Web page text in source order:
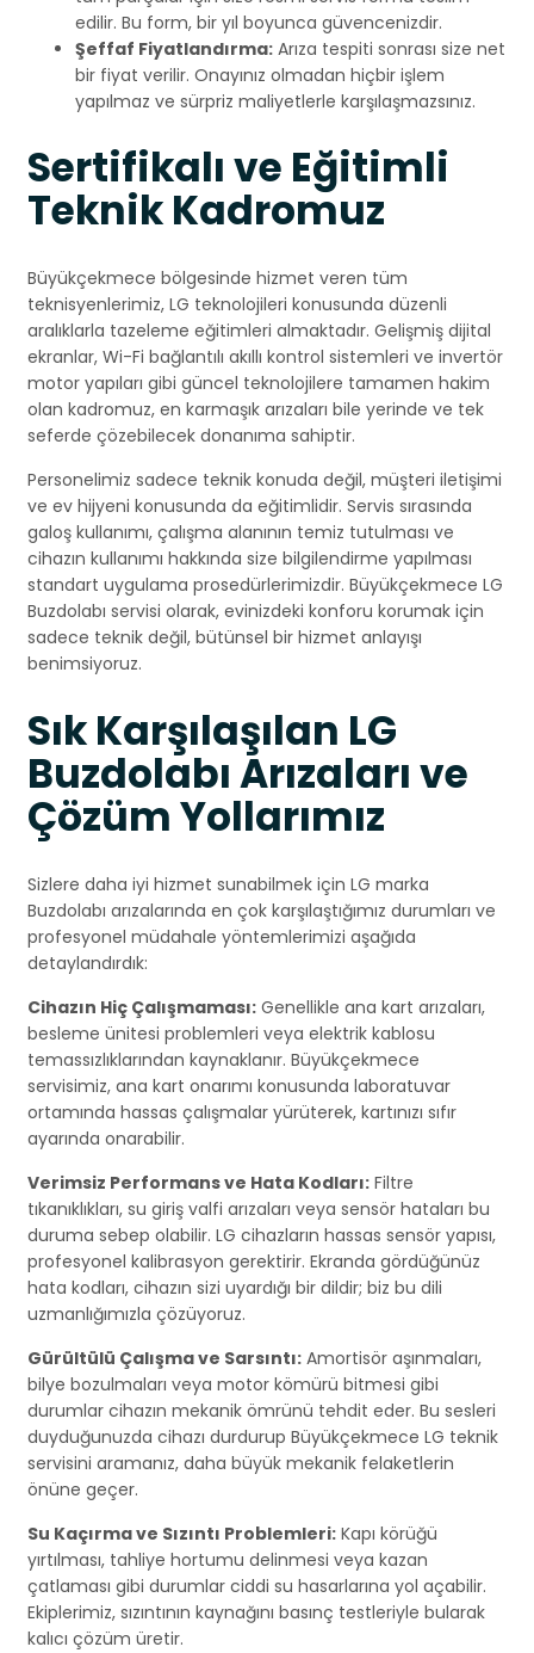
edilir. Bu form, bir yıl boyunca güvencenizdir.
Şeffaf Fiyatlandırma: Arıza tespiti sonrası size net
bir fiyat verilir. Onayınız olmadan hiçbir işlem
yapılmaz ve sürpriz maliyetlerle karşılaşmazsınız.
Sertifikalı ve Eğitimli
Teknik Kadromuz
Büyükçekmece bölgesinde hizmet veren tüm
teknisyenlerimiz, LG teknolojileri konusunda düzenli
aralıklarla tazeleme eğitimleri almaktadır. Gelişmiş dijital
ekranlar, Wi-Fi bağlantılı akıllı kontrol sistemleri ve invertör
motor yapıları gibi güncel teknolojilere tamamen hakim
olan kadromuz, en karmaşık arızaları bile yerinde ve tek
seferde çözebilecek donanıma sahiptir.
Personelimiz sadece teknik konuda değil, müşteri iletişimi
ve ev hijyeni konusunda da eğitimlidir. Servis sırasında
galoş kullanımı, çalışma alanının temiz tutulması ve
cihazın kullanımı hakkında size bilgilendirme yapılması
standart uygulama prosedürlerimizdir. Büyükçekmece LG
Buzdolabı servisi olarak, evinizdeki konforu korumak için
sadece teknik değil, bütünsel bir hizmet anlayışı
benimsiyoruz.
Sık Karşılaşılan LG
Buzdolabı Arızaları ve
Çözüm Yollarımız
Sizlere daha iyi hizmet sunabilmek için LG marka
Buzdolabı arızalarında en çok karşılaştığımız durumları ve
profesyonel müdahale yöntemlerimizi aşağıda
detaylandırdık:
Cihazın Hiç Çalışmaması: Genellikle ana kart arızaları,
besleme ünitesi problemleri veya elektrik kablosu
temassızlıklarından kaynaklanır. Büyükçekmece
servisimiz, ana kart onarımı konusunda laboratuvar
ortamında hassas çalışmalar yürüterek, kartınızı sıfır
ayarında onarabilir.
Verimsiz Performans ve Hata Kodları: Filtre
tıkanıklıkları, su giriş valfi arızaları veya sensör hataları bu
duruma sebep olabilir. LG cihazların hassas sensör yapısı,
profesyonel kalibrasyon gerektirir. Ekranda gördüğünüz
hata kodları, cihazın sizi uyardığı bir dildir; biz bu dili
uzmanlığımızla çözüyoruz.
Gürültülü Çalışma ve Sarsıntı: Amortisör aşınmaları,
bilye bozulmaları veya motor kömürü bitmesi gibi
durumlar cihazın mekanik ömrünü tehdit eder. Bu sesleri
duyduğunuzda cihazı durdurup Büyükçekmece LG teknik
servisini aramanız, daha büyük mekanik felaketlerin
önüne geçer.
Su Kaçırma ve Sızıntı Problemleri: Kapı körüğü
yırtılması, tahliye hortumu delinmesi veya kazan
çatlaması gibi durumlar ciddi su hasarlarına yol açabilir.
Ekiplerimiz, sızıntının kaynağını basınç testleriyle bularak
kalıcı çözüm üretir.